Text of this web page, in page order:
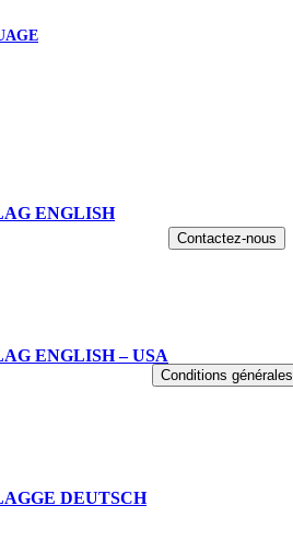
ENGLISH
ENGLISH – USA
DEUTSCH
Contactez-nous
Conditions générales